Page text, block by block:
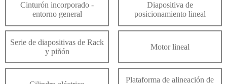
Cinturón incorporado -
entorno general
Diapositiva de
posicionamiento lineal
Serie de diapositivas de Rack
y piñón
Motor lineal
Plataforma de alineación de